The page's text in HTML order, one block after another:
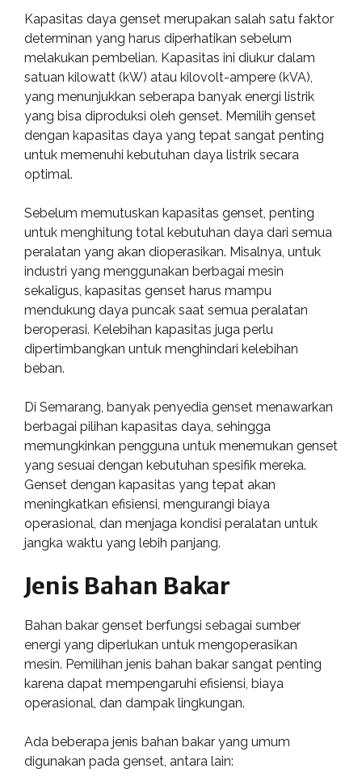
Kapasitas daya genset merupakan salah satu faktor
determinan yang harus diperhatikan sebelum
melakukan pembelian. Kapasitas ini diukur dalam
satuan kilowatt (kW) atau kilovolt-ampere (kVA),
yang menunjukkan seberapa banyak energi listrik
yang bisa diproduksi oleh genset. Memilih genset
dengan kapasitas daya yang tepat sangat penting
untuk memenuhi kebutuhan daya listrik secara
optimal.
Sebelum memutuskan kapasitas genset, penting
untuk menghitung total kebutuhan daya dari semua
peralatan yang akan dioperasikan. Misalnya, untuk
industri yang menggunakan berbagai mesin
sekaligus, kapasitas genset harus mampu
mendukung daya puncak saat semua peralatan
beroperasi. Kelebihan kapasitas juga perlu
dipertimbangkan untuk menghindari kelebihan
beban.
Di Semarang, banyak penyedia genset menawarkan
berbagai pilihan kapasitas daya, sehingga
memungkinkan pengguna untuk menemukan genset
yang sesuai dengan kebutuhan spesifik mereka.
Genset dengan kapasitas yang tepat akan
meningkatkan efisiensi, mengurangi biaya
operasional, dan menjaga kondisi peralatan untuk
jangka waktu yang lebih panjang.
Jenis Bahan Bakar
Bahan bakar genset berfungsi sebagai sumber
energi yang diperlukan untuk mengoperasikan
mesin. Pemilihan jenis bahan bakar sangat penting
karena dapat mempengaruhi efisiensi, biaya
operasional, dan dampak lingkungan.
Ada beberapa jenis bahan bakar yang umum
digunakan pada genset, antara lain: